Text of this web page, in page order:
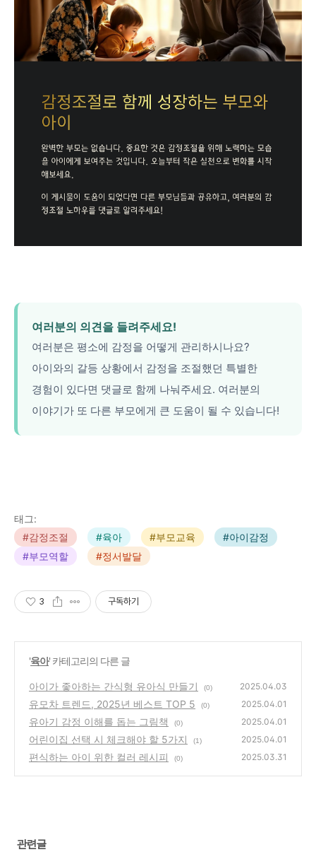
여러분의 의견을 들려주세요!
여러분은 평소에 감정을 어떻게 관리하시나요?
아이와의 갈등 상황에서 감정을 조절했던 특별한
경험이 있다면 댓글로 함께 나눠주세요. 여러분의
이야기가 또 다른 부모에게 큰 도움이 될 수 있습니다!
태그:
#감정조절
#육아 #부모교육
#아이감정
#부모역할
#정서발달
3 구독하기
'육아' 카테고리의 다른 글
아이가 좋아하는 간식형 유아식 만들기 (0) 2025.04.03
유모차 트렌드, 2025년 베스트 TOP 5 (0) 2025.04.01
유아기 감정 이해를 돕는 그림책 (0) 2025.04.01
어린이집 선택 시 체크해야 할 5가지 (1) 2025.04.01
편식하는 아이 위한 컬러 레시피 (0) 2025.03.31
관련글